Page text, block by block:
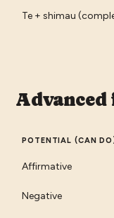
Te + shimau
Advanced
POTENTIAL (CAN
Affirmative
Negative